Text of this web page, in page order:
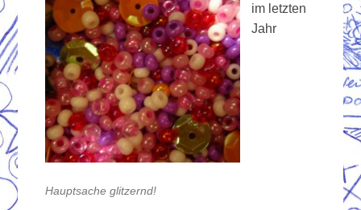
Hauptsache glitzernd!
im letzten
Jahr